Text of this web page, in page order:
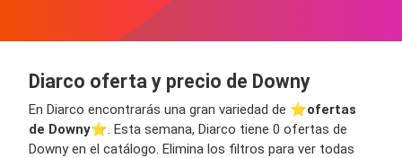
Diarco oferta y precio de Downy
En Diarco encontrarás una gran variedad de ⭐️ofertas
de Downy⭐️. Esta semana, Diarco tiene 0 ofertas de
Downy en el catálogo. Elimina los filtros para ver todas